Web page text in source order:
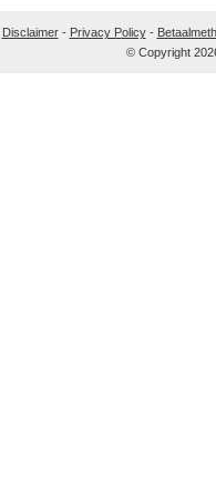
Disclaimer- Privacy Policy-
© Copyright